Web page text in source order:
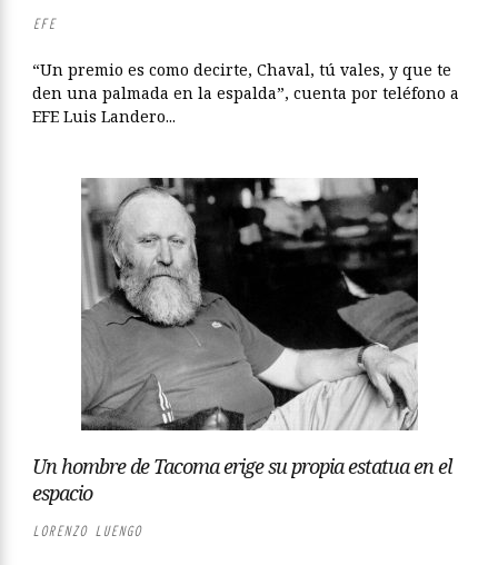
EFE
“Un premio es como decirte, Chaval, tú vales, y que te
den una palmada en la espalda”, cuenta por teléfono a
EFE Luis Landero...
Un hombre de Tacoma erige su propia estatua en el
espacio
LORENZO LUENGO